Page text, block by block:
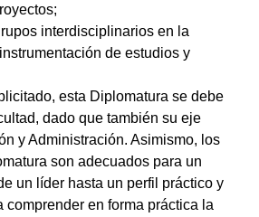
interdisciplinarios en la
de estudios y
esta Diplomatura se debe
dado que también su eje
y Administración. Asimismo, los
son adecuados para un
un líder hasta un perfil práctico y
comprender en forma práctica la